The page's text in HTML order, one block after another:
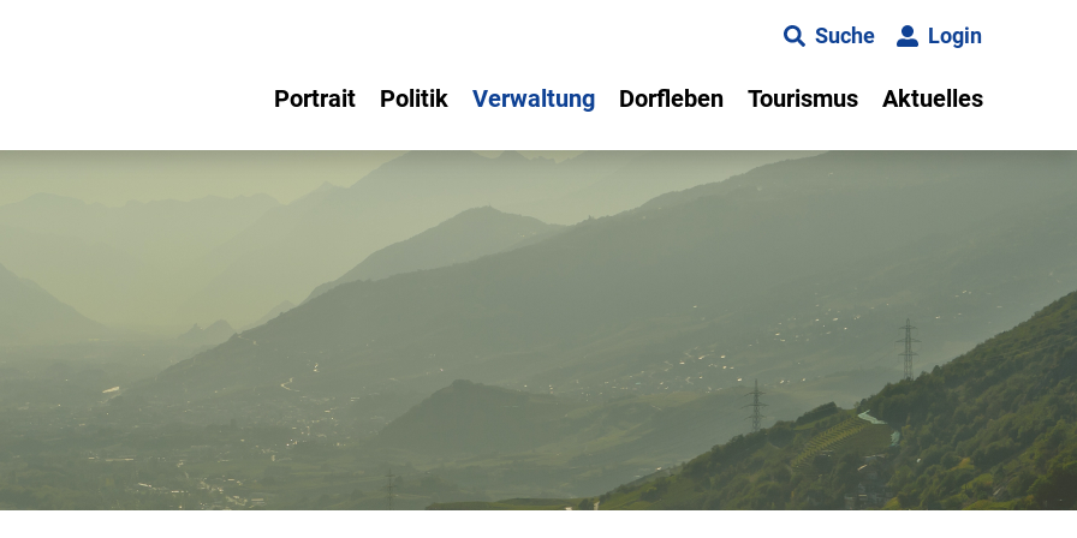
Suche Login
Portrait Politik Verwaltung Dorfleben Tourismus Aktuelles